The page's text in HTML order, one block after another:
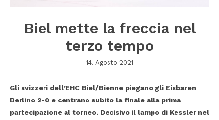
Biel mette la freccia nel
terzo tempo
14. Agosto 2021
Gli svizzeri dell’EHC Biel/Bienne piegano gli Eisbaren
Berlino 2-0 e centrano subito la finale alla prima
partecipazione al torneo. Decisivo il lampo di Kessler nel